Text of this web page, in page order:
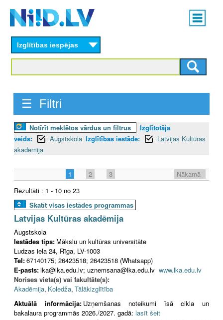
content
Main
menu
Izglītības iespējas
☰ Filtri
Notīrīt meklētos vārdus un filtrus
Izglītotāja
veids:
Augstskola Izglītības iestāde:
Latvijas Kultūras
akadēmija
1 2 3
Nākamā
Rezultāti : 1 - 10 no 23
Skatīt visas iestādes programmas
Latvijas Kultūras akadēmija
Augstskola
Iestādes tips: Mākslu un kultūras universitāte
Ludzas iela 24, Rīga, LV-1003
Tel:67140175; 26423518; 26423518 (Whatsapp)
E-pasts:lka@lka.edu.lv; uznemsana@lka.edu.lv www.lka.edu.lv
Norises vieta(s) vai fakultāte(s):
Akadēmija, Koledža, Tālākizglītība
Aktuālā informācija: Uzņemšanas noteikumi īsā cikla un
bakalaura programmās 2026./2027. gadā: lasīt šeit